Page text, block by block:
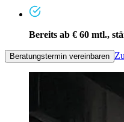
Bereits ab € 60 mtl.,
Beratungstermin vereinbaren